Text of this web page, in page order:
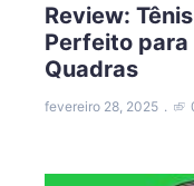
Review:
Perfeito para
Quadras
fevereiro 28, 2025